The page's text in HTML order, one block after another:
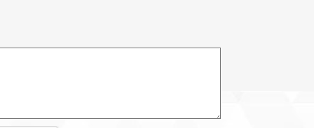
Помещение свободного назначения в Адмиралтейском районе